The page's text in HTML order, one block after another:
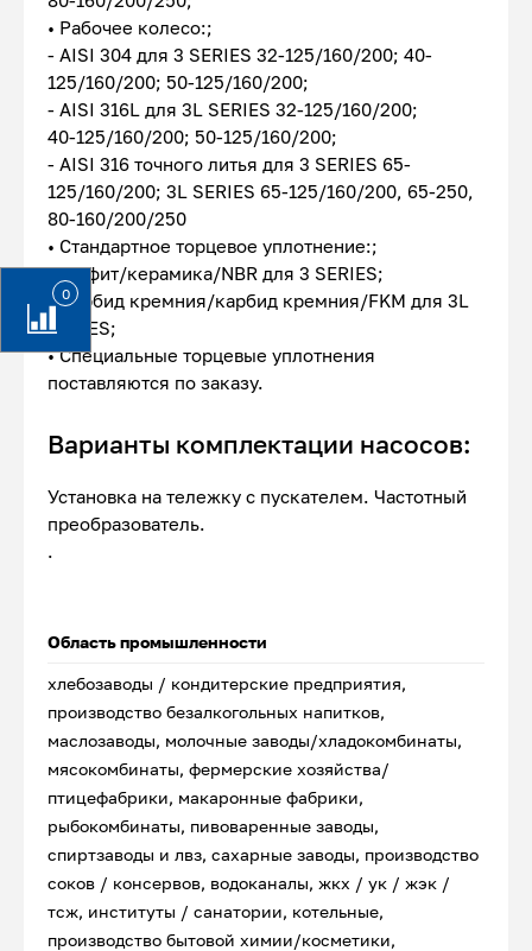
0
• Рабочее колесо:;
- AISI 304 для 3 SERIES 32-125/160/200; 40-
125/160/200; 50-125/160/200;
- AISI 316L для 3L SERIES 32-125/160/200;
40-125/160/200; 50-125/160/200;
- AISI 316 точного литья для 3 SERIES 65-
125/160/200; 3L SERIES 65-125/160/200, 65-250,
80-160/200/250
• Стандартное торцевое уплотнение:;
- Графит/керамика/NBR для 3 SERIES;
- Карбид кремния/карбид кремния/FKM для 3L
SERIES;
• Специальные торцевые уплотнения
поставляются по заказу.
Варианты комплектации насосов:
Установка на тележку с пускателем. Частотный
преобразователь.
.
Область промышленности
хлебозаводы / кондитерские предприятия,
производство безалкогольных напитков,
маслозаводы, молочные заводы/хладокомбинаты,
мясокомбинаты, фермерские хозяйства/
птицефабрики, макаронные фабрики,
рыбокомбинаты, пивоваренные заводы,
спиртзаводы и лвз, сахарные заводы, производство
соков / консервов, водоканалы, жкх / ук / жэк /
тсж, институты / санатории, котельные,
производство бытовой химии/косметики,